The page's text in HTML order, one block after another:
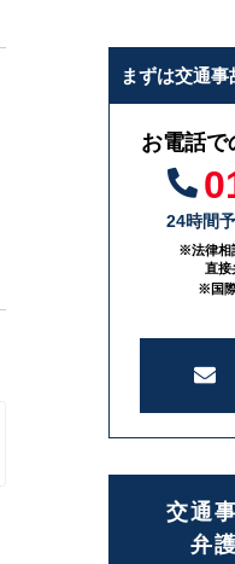
まずは交通
お電話で
24時間
※法律相
直接
※国
交通
弁